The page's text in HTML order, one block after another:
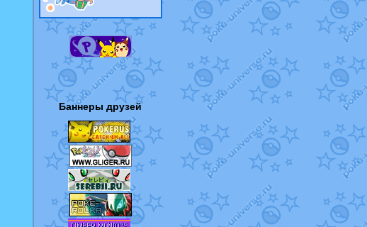
Баннеры друзей